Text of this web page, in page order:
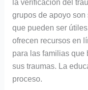
la verificación del
grupos de apoyo
que pueden ser
ofrecen recursos en
para las familias que
sus traumas. La
proceso.